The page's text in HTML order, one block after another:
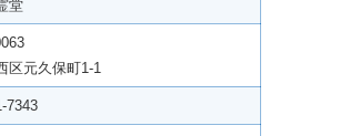
堂
区元久保町1-1
7343